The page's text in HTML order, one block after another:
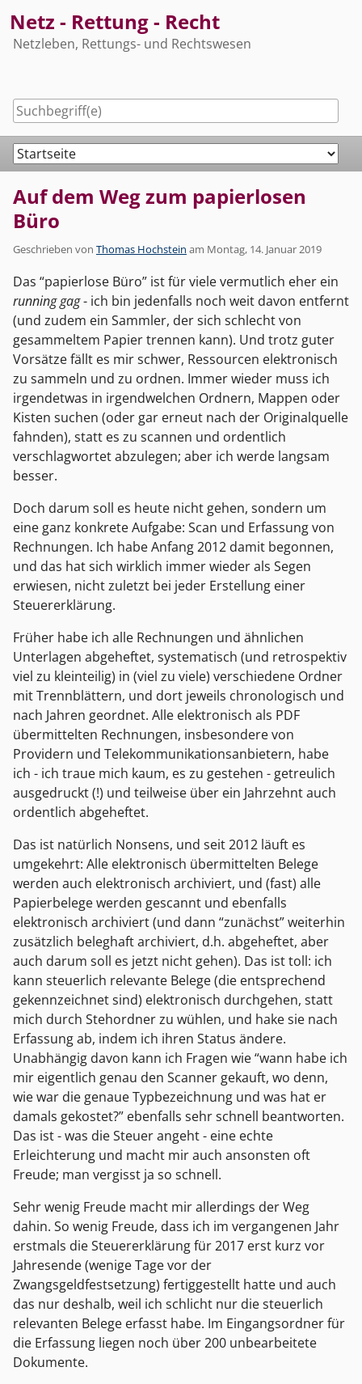
to
content
Netz - Rettung - Recht
Netzleben, Rettungs- und Rechtswesen
Navigation
Auf dem Weg zum papierlosen
Büro
Geschrieben von Thomas Hochstein am Montag, 14. Januar 2019
Das “papierlose Büro” ist für viele vermutlich eher ein
running gag- ich bin jedenfalls noch weit davon entfernt
(und zudem ein Sammler, der sich schlecht von
gesammeltem Papier trennen kann). Und trotz guter
Vorsätze fällt es mir schwer, Ressourcen elektronisch
zu sammeln und zu ordnen. Immer wieder muss ich
irgendetwas in irgendwelchen Ordnern, Mappen oder
Kisten suchen (oder gar erneut nach der Originalquelle
fahnden), statt es zu scannen und ordentlich
verschlagwortet abzulegen; aber ich werde langsam
besser.
Doch darum soll es heute nicht gehen, sondern um
eine ganz konkrete Aufgabe: Scan und Erfassung von
Rechnungen. Ich habe Anfang 2012 damit begonnen,
und das hat sich wirklich immer wieder als Segen
erwiesen, nicht zuletzt bei jeder Erstellung einer
Steuererklärung.
Früher habe ich alle Rechnungen und ähnlichen
Unterlagen abgeheftet, systematisch (und retrospektiv
viel zu kleinteilig) in (viel zu viele) verschiedene Ordner
mit Trennblättern, und dort jeweils chronologisch und
nach Jahren geordnet. Alle elektronisch als PDF
übermittelten Rechnungen, insbesondere von
Providern und Telekommunikationsanbietern, habe
ich - ich traue mich kaum, es zu gestehen - getreulich
ausgedruckt (!) und teilweise über ein Jahrzehnt auch
ordentlich abgeheftet.
Das ist natürlich Nonsens, und seit 2012 läuft es
umgekehrt: Alle elektronisch übermittelten Belege
werden auch elektronisch archiviert, und (fast) alle
Papierbelege werden gescannt und ebenfalls
elektronisch archiviert (und dann “zunächst” weiterhin
zusätzlich beleghaft archiviert, d.h. abgeheftet, aber
auch darum soll es jetzt nicht gehen). Das ist toll: ich
kann steuerlich relevante Belege (die entsprechend
gekennzeichnet sind) elektronisch durchgehen, statt
mich durch Stehordner zu wühlen, und hake sie nach
Erfassung ab, indem ich ihren Status ändere.
Unabhängig davon kann ich Fragen wie “wann habe ich
mir eigentlich genau den Scanner gekauft, wo denn,
wie war die genaue Typbezeichnung und was hat er
damals gekostet?” ebenfalls sehr schnell beantworten.
Das ist - was die Steuer angeht - eine echte
Erleichterung und macht mir auch ansonsten oft
Freude; man vergisst ja so schnell.
Sehr wenig Freude macht mir allerdings der Weg
dahin. So wenig Freude, dass ich im vergangenen Jahr
erstmals die Steuererklärung für 2017 erst kurz vor
Jahresende (wenige Tage vor der
Zwangsgeldfestsetzung) fertiggestellt hatte und auch
das nur deshalb, weil ich schlicht nur die steuerlich
relevanten Belege erfasst habe. Im Eingangsordner für
die Erfassung liegen noch über 200 unbearbeitete
Dokumente.